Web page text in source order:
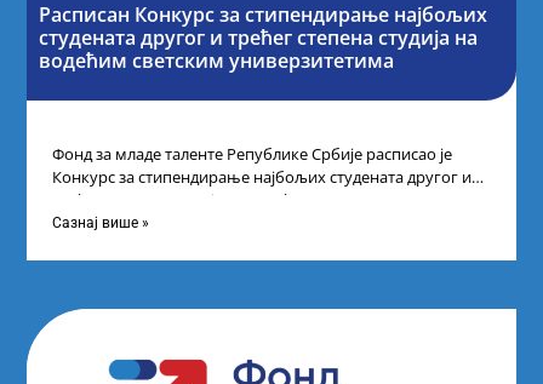
Расписан Конкурс за стипендирање најбољих
студената другог и трећег степена студија на
водећим светским универзитетима
Фонд за младе таленте Републике Србије расписао је
Конкурс за стипендирање најбољих студената другог и
трећег степена студија на водећим
Сазнај више »